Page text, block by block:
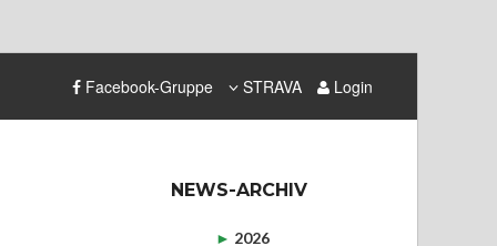
Facebook-Gruppe STRAVA Login
NEWS-ARCHIV
► 2026